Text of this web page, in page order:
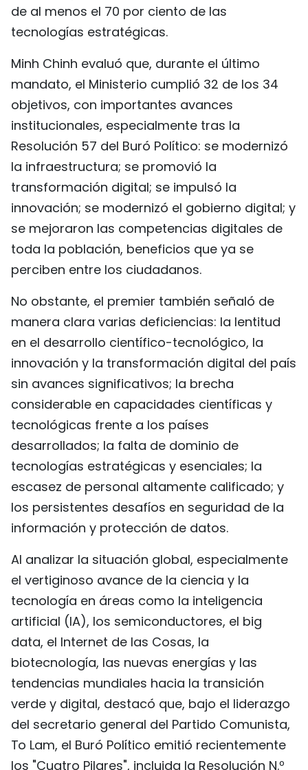
de al menos el 70 por ciento de las
tecnologías estratégicas.
Minh Chinh evaluó que, durante el último
mandato, el Ministerio cumplió 32 de los 34
objetivos, con importantes avances
institucionales, especialmente tras la
Resolución 57 del Buró Político: se modernizó
la infraestructura; se promovió la
transformación digital; se impulsó la
innovación; se modernizó el gobierno digital; y
se mejoraron las competencias digitales de
toda la población, beneficios que ya se
perciben entre los ciudadanos.
No obstante, el premier también señaló de
manera clara varias deficiencias: la lentitud
en el desarrollo científico-tecnológico, la
innovación y la transformación digital del país
sin avances significativos; la brecha
considerable en capacidades científicas y
tecnológicas frente a los países
desarrollados; la falta de dominio de
tecnologías estratégicas y esenciales; la
escasez de personal altamente calificado; y
los persistentes desafíos en seguridad de la
información y protección de datos.
Al analizar la situación global, especialmente
el vertiginoso avance de la ciencia y la
tecnología en áreas como la inteligencia
artificial (IA), los semiconductores, el big
data, el Internet de las Cosas, la
biotecnología, las nuevas energías y las
tendencias mundiales hacia la transición
verde y digital, destacó que, bajo el liderazgo
del secretario general del Partido Comunista,
To Lam, el Buró Político emitió recientemente
los "Cuatro Pilares", incluida la Resolución N.º